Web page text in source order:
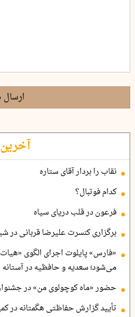
ارسال
نقاب را بردار آقای ستاره
کدام فوتبال؟
فرعون در قلب دریای سیاه
برگزاری کنسرت علیرضا قربانی در
«فارس» پایلوت اجرای الگوی
می‌شود؛ سعدیه و حافظیه در
حضور «ماه کوچولوی من» در
تأیید گزارش حفاظتی هگمتانه در